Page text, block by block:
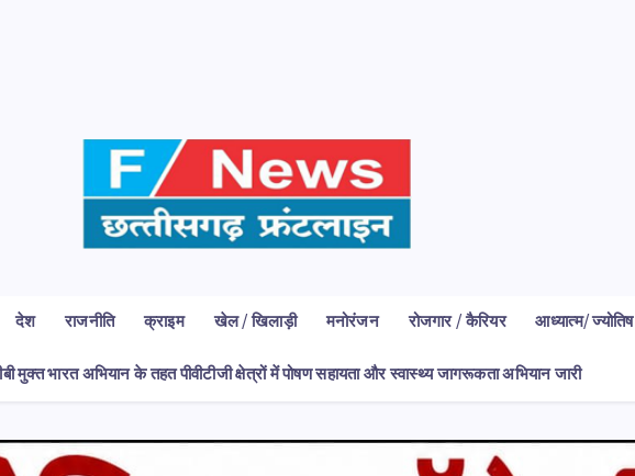
देश राजनीति क्राइम खेल / खिलाड़ी मनोरंजन रोजगार / कैरियर आध्यात्म/ ज्योतिष
मुक्त भारत अभियान के तहत पीवीटीजी क्षेत्रों में पोषण सहायता और स्वास्थ्य जागरूकता अभियान जारी